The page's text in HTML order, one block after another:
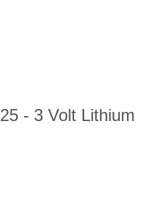
- 3 Volt Lithium